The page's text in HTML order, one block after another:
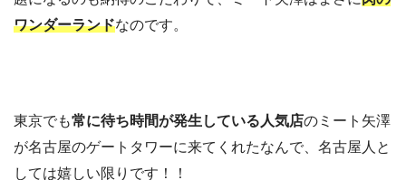
ワンダーランドなのです。
東京でも常に待ち時間が発生している人気店のミート矢澤
が名古屋のゲートタワーに来てくれたなんで、名古屋人と
しては嬉しい限りです！！